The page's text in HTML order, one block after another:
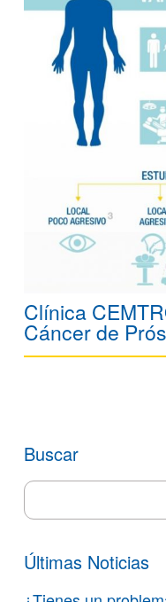
Clínica
Cáncer de
Buscar
Search
for:
Últimas Noticias